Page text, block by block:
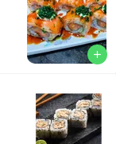
add